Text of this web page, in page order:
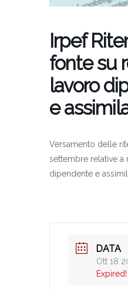
Irpef
fonte su
lavoro
e
Versamento delle
settembre relative a
dipendente e
DATA
Ott 18
Expired!